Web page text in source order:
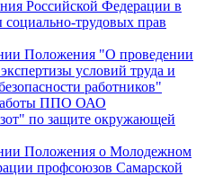
Российской Федерации в
социально-трудовых прав
Положения "О проведении
условий труда и
работников"
ППО ОАО
по защите окружающей
Положения о Молодежном
профсоюзов Самарской